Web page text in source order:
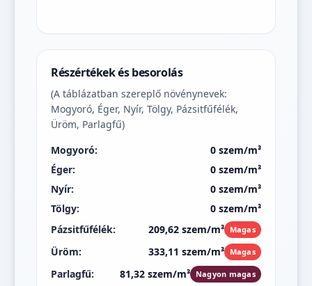
Részértékek és besorolás
(A táblázatban szereplő növénynevek:
Mogyoró, Éger, Nyír, Tölgy, Pázsitfűfélék,
Üröm, Parlagfű)
Mogyoró:
0 szem/m³
Éger:
0 szem/m³
Nyír:
0 szem/m³
Tölgy:
0 szem/m³
Pázsitfűfélék:
209,62 szem/m³ Magas
Üröm: 333,11 szem/m³ Magas
Parlagfű: 81,32 szem/m³ Nagyon magas